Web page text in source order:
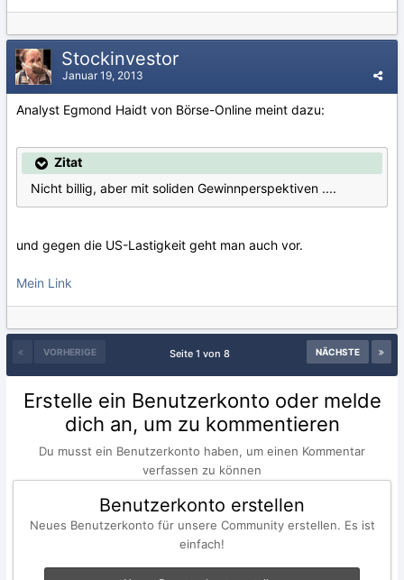
Stockinvestor
Januar 19, 2013
Analyst Egmond Haidt von Börse-Online meint dazu:
Zitat
Nicht billig, aber mit soliden Gewinnperspektiven ....
und gegen die US-Lastigkeit geht man auch vor.
Mein Link
VORHERIGE NÄCHSTE
Seite 1 von 8
Erstelle ein Benutzerkonto oder melde
dich an, um zu kommentieren
Du musst ein Benutzerkonto haben, um einen Kommentar
verfassen zu können
Benutzerkonto erstellen
Neues Benutzerkonto für unsere Community erstellen. Es ist
einfach!